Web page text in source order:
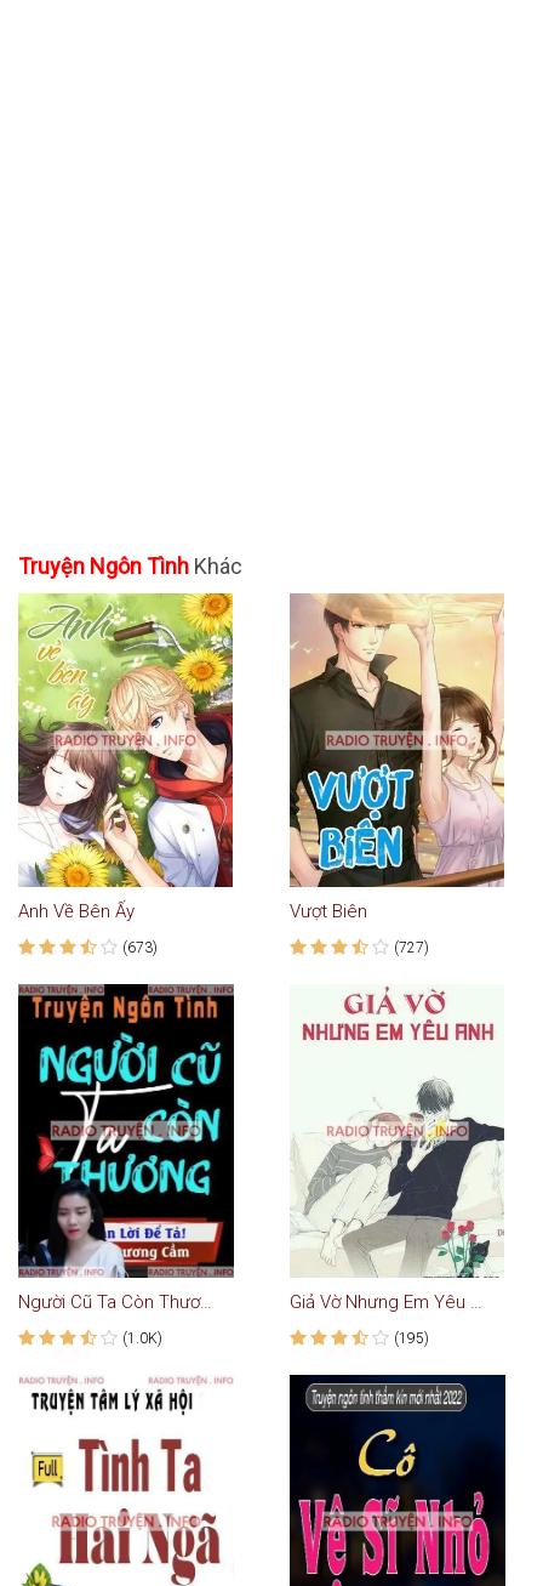
Truyện Ngôn Tình Khác
Anh Về Bên Ấy
(673)
Vượt Biên
(727)
Người Cũ Ta Còn Thương
(1.0K)
Giả Vờ Nhưng Em Yêu Anh - Truyện Ngôn Tình
(195)